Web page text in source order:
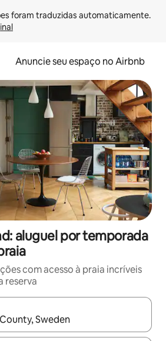
Anuncie seu espaço no Airbnb
aluguel por temporada
com acesso à praia incríveis
reserva
estiverem disponíveis, explore-os